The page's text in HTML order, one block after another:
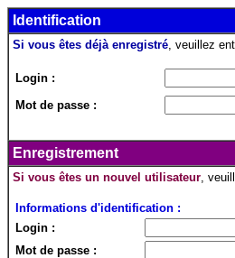
Identification
Si vous êtes déjà enregistré, veuillez
Login :
Mot de passe :
Enregistrement
Si vous êtes un nouvel utilisateur,
Informations d'identification :
Login :
Mot de passe :